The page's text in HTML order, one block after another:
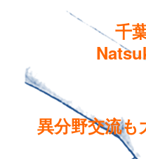
千
異分野交流